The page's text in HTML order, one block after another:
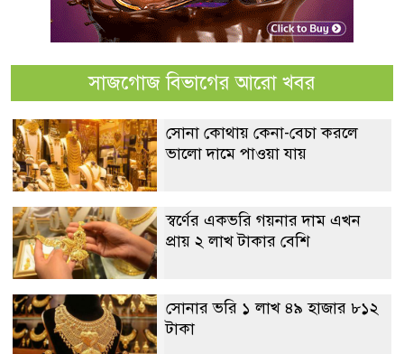
সাজগোজ বিভাগের আরো খবর
সোনা কোথায় কেনা-বেচা করলে
ভালো দামে পাওয়া যায়
স্বর্ণের একভরি গয়নার দাম এখন
প্রায় ২ লাখ টাকার বেশি
সোনার ভরি ১ লাখ ৪৯ হাজার ৮১২
টাকা